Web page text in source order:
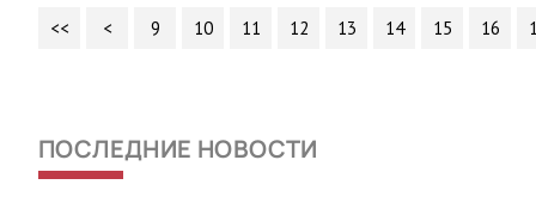
<< < 9 10 11 12 13 14 15 16
ПОСЛЕДНИЕ НОВОСТИ